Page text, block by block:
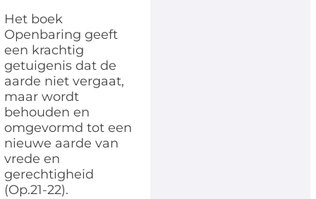
Het boek
Openbaring geeft
een krachtig
getuigenis dat de
aarde niet vergaat,
maar wordt
behouden en
omgevormd tot een
nieuwe aarde van
vrede en
gerechtigheid
(Op.21-22).